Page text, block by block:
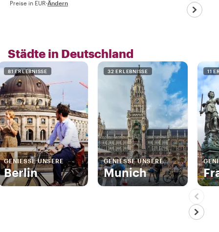
Preise in EUR·Ändern
Städte in Deutschland
81 ERLEBNISSE
GENIESSE UNSERE
Berlin
32 ERLEBNISSE
GENIESSE UNSERE
Munich
11